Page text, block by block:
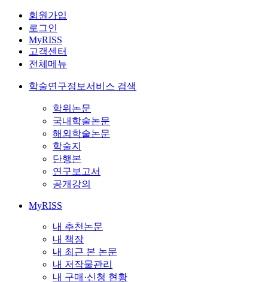
회원가입
로그인
MyRISS
고객센터
전체메뉴
학술연구정보서비스 검색
학위논문
국내학술논문
해외학술논문
학술지
단행본
연구보고서
공개강의
MyRISS
내 추천논문
내 책장
내 최근 본 논문
내 저작물관리
내 구매·신청 현황